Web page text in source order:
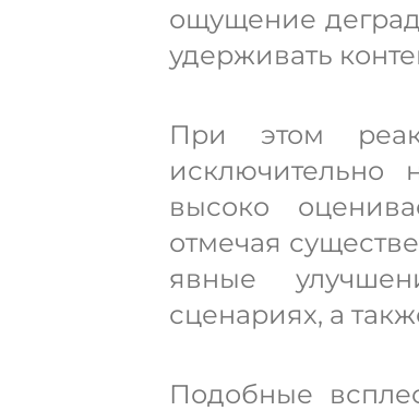
ощущение
удерживать
При этом
исключительно
высоко
отмечая
явные
сценариях, а
Подобные